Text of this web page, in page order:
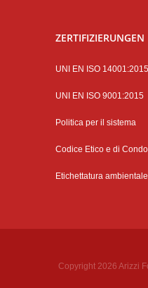
ZERTIFIZIERUNGEN
UNI EN ISO 14001:2015
UNI EN ISO 9001:2015
Politica per il sistema
Codice Etico e di
Etichettatura ambientale
Copyright 2026 Arizzi